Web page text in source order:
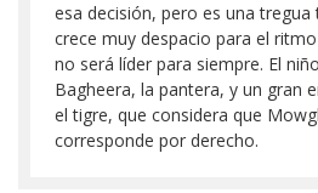
esa decisión, pero es una
crece muy despacio para el
no será líder para siempre. El
Bagheera, la pantera, y un gran
el tigre, que considera que
corresponde por derecho.